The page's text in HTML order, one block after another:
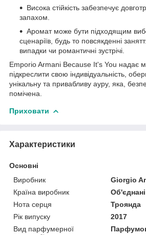
Висока стійкість забезпечує
запахом.
Аромат може бути підходящим
сценаріїв, будь то повсякденні
випадки чи романтичні зустрічі.
Emporio Armani Because It's You надає
підкреслити свою індивідуальність,
унікальну та привабливу ауру, яка,
помічена.
Приховати
Характеристики
Основні
Виробник
Giorgio
Країна виробник
Нота серця
Троянда
Рік випуску
2017
Вид парфумерної